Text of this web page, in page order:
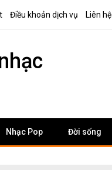
Điều khoản dịch vụ Liên hệ
Nhạc Pop Đời sống